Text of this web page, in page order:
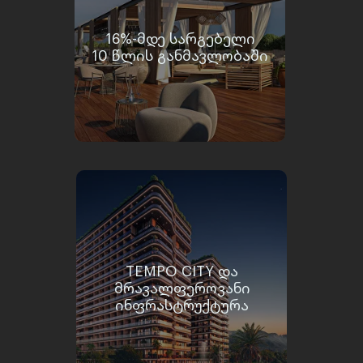
16%-ᲛᲓᲔ ᲡᲐᲠᲒᲔᲑᲔᲚᲘ
10 ᲬᲚᲘᲡ ᲒᲐᲜᲛᲐᲕᲚᲝᲑᲐᲨᲘ
TEMPO CITY ᲓᲐ
ᲛᲠᲐᲕᲐᲚᲤᲔᲠᲝᲕᲐᲜᲘ
ᲘᲜᲤᲠᲐᲡᲢᲠᲣᲥᲢᲣᲠᲐ